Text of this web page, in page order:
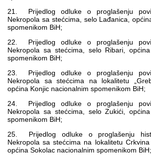
21. Prijedlog odluke o proglašenju
Nekropola sa stećcima, selo Lađanica,
spomenikom BiH;
22. Prijedlog odluke o proglašenju
Nekropola sa stećcima, selo Ribari,
spomenikom BiH;
23. Prijedlog odluke o proglašenju
Nekropola sa stećcima na lokalitetu
općina Konjic nacionalnim spomenikom BiH;
24. Prijedlog odluke o proglašenju
Nekropola sa stećcima, selo Zukići,
spomenikom BiH;
25. Prijedlog odluke o proglašenju
Nekropola sa stećcima na lokalitetu Crkvina
općina Sokolac nacionalnim spomenikom BiH;